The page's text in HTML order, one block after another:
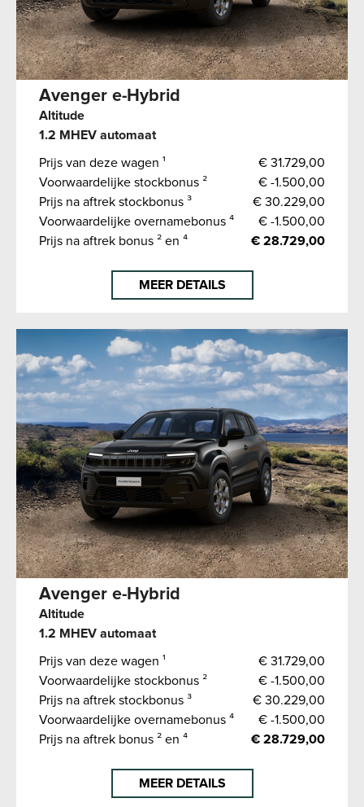
Avenger e-Hybrid
Altitude
1.2 MHEV automaat
Prijs van deze wagen ¹
€ 31.729,00
Voorwaardelijke stockbonus ²
€ -1.500,00
Prijs na aftrek stockbonus ³
€ 30.229,00
Voorwaardelijke overnamebonus ⁴
€ -1.500,00
Prijs na aftrek bonus ² en ⁴
€ 28.729,00
MEER DETAILS
Avenger e-Hybrid
Altitude
1.2 MHEV automaat
Prijs van deze wagen ¹
€ 31.729,00
Voorwaardelijke stockbonus ²
€ -1.500,00
Prijs na aftrek stockbonus ³
€ 30.229,00
Voorwaardelijke overnamebonus ⁴
€ -1.500,00
Prijs na aftrek bonus ² en ⁴
€ 28.729,00
MEER DETAILS